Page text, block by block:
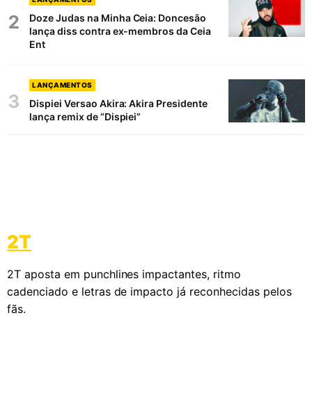
2
Doze Judas na Minha Ceia: Doncesão
lança diss contra ex-membros da Ceia
Ent
3
LANÇAMENTOS
Dispiei Versao Akira: Akira Presidente
lança remix de “Dispiei”
2T
2T aposta em punchlines impactantes, ritmo
cadenciado e letras de impacto já reconhecidas pelos
fãs.